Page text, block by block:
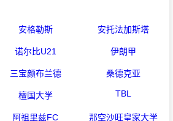
安格勒斯 安托法加斯塔
诺尔比U21 伊朗甲
三宝颜布兰德 桑德克亚
檀国大学 TBL
阿祖里兹FC 那空沙旺皇家大学